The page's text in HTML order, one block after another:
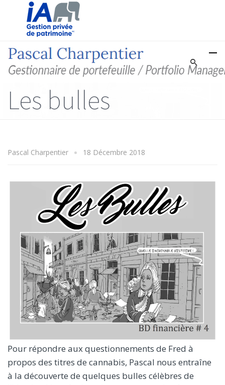
Les bulles
Pascal Charpentier 18 Décembre 2018
Pour répondre aux questionnements de Fred à
propos des titres de cannabis, Pascal nous entraîne
à la découverte de quelques bulles célèbres de